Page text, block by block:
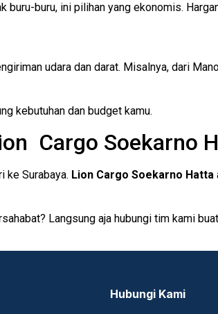
buru-buru, ini pilihan yang ekonomis.
udara dan darat. Misalnya, dari
kebutuhan dan budget kamu.
Cargo Soekarno
ke Surabaya. Lion Cargo Soekarno Hatta
Langsung aja hubungi tim kami
Hubungi Kami